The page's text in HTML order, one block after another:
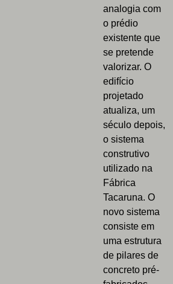
analogia com
o prédio
existente que
se pretende
valorizar. O
edifício
projetado
atualiza, um
século depois,
o sistema
construtivo
utilizado na
Fábrica
Tacaruna. O
novo sistema
consiste em
uma estrutura
de pilares de
concreto pré-